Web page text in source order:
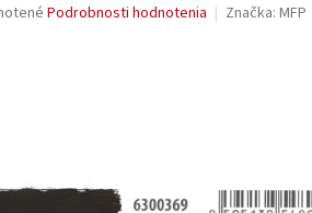
Podrobnosti hodnotenia Značka: MFP